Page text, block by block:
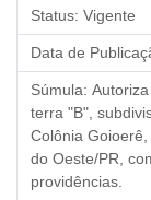
Status: Vigente
Data de
Súmula:
terra "B",
Colônia
do Oeste/PR,
providências.